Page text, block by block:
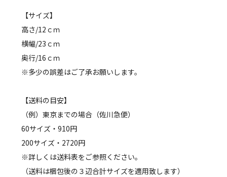
【サイズ】
高さ/12ｃｍ
横幅/23ｃｍ
奥行/16ｃｍ
※多少の誤差はご了承お願いします。
【送料の目安】
（例）東京までの場合（佐川急便）
60サイズ・910円
200サイズ・2720円
※詳しくは送料表をご参照ください。
（送料は梱包後の３辺合計サイズを適用致します）